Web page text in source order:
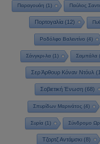
Παραγουάη (1) Παύλος
Πορτογαλία (12)
Ροδόλφο Βαλεντίνο (4)
Σάνγκρι-λα (1) Σαμπάλα
Σερ Άρθουρ Κόναν Ντόυλ
Σοβιετική Ένωση(68)
Σπυρίδων Μαρινάτος (4)
Συρία(1) Σύνδρομο
Τζορτζ Αντάμσκι(8)